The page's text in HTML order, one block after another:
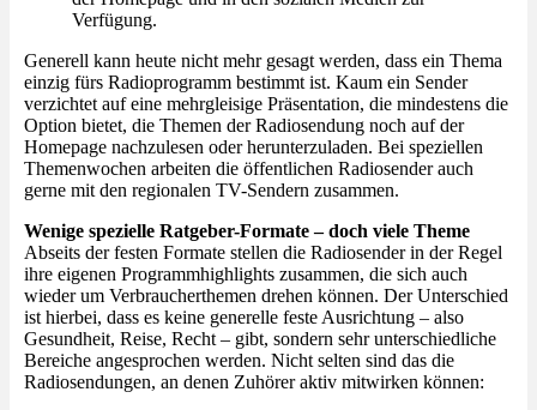
Verfügung.
Generell kann heute nicht mehr gesagt werden, dass ein Thema
einzig fürs Radioprogramm bestimmt ist. Kaum ein Sender
verzichtet auf eine mehrgleisige Präsentation, die mindestens die
Option bietet, die Themen der Radiosendung noch auf der
Homepage nachzulesen oder herunterzuladen. Bei speziellen
Themenwochen arbeiten die öffentlichen Radiosender auch
gerne mit den regionalen TV-Sendern zusammen.
Wenige spezielle Ratgeber-Formate – doch viele Theme
Abseits der festen Formate stellen die Radiosender in der Regel
ihre eigenen Programmhighlights zusammen, die sich auch
wieder um Verbraucherthemen drehen können. Der Unterschied
ist hierbei, dass es keine generelle feste Ausrichtung – also
Gesundheit, Reise, Recht – gibt, sondern sehr unterschiedliche
Bereiche angesprochen werden. Nicht selten sind das die
Radiosendungen, an denen Zuhörer aktiv mitwirken können: